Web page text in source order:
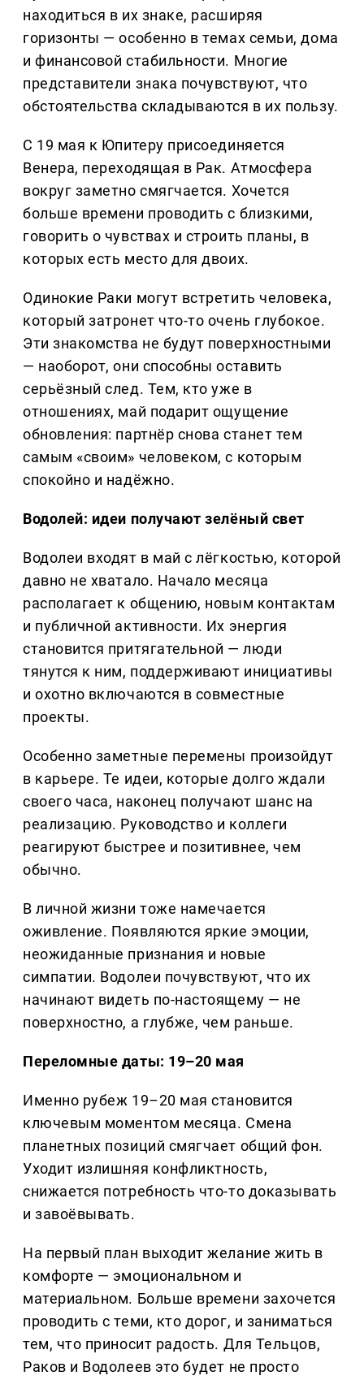
находиться в их знаке, расширяя
горизонты — особенно в темах семьи, дома
и финансовой стабильности. Многие
представители знака почувствуют, что
обстоятельства складываются в их пользу.
С 19 мая к Юпитеру присоединяется
Венера, переходящая в Рак. Атмосфера
вокруг заметно смягчается. Хочется
больше времени проводить с близкими,
говорить о чувствах и строить планы, в
которых есть место для двоих.
Одинокие Раки могут встретить человека,
который затронет что-то очень глубокое.
Эти знакомства не будут поверхностными
— наоборот, они способны оставить
серьёзный след. Тем, кто уже в
отношениях, май подарит ощущение
обновления: партнёр снова станет тем
самым «своим» человеком, с которым
спокойно и надёжно.
Водолей: идеи получают зелёный свет
Водолеи входят в май с лёгкостью, которой
давно не хватало. Начало месяца
располагает к общению, новым контактам
и публичной активности. Их энергия
становится притягательной — люди
тянутся к ним, поддерживают инициативы
и охотно включаются в совместные
проекты.
Особенно заметные перемены произойдут
в карьере. Те идеи, которые долго ждали
своего часа, наконец получают шанс на
реализацию. Руководство и коллеги
реагируют быстрее и позитивнее, чем
обычно.
В личной жизни тоже намечается
оживление. Появляются яркие эмоции,
неожиданные признания и новые
симпатии. Водолеи почувствуют, что их
начинают видеть по-настоящему — не
поверхностно, а глубже, чем раньше.
Переломные даты: 19–20 мая
Именно рубеж 19–20 мая становится
ключевым моментом месяца. Смена
планетных позиций смягчает общий фон.
Уходит излишняя конфликтность,
снижается потребность что-то доказывать
и завоёвывать.
На первый план выходит желание жить в
комфорте — эмоциональном и
материальном. Больше времени захочется
проводить с теми, кто дорог, и заниматься
тем, что приносит радость. Для Тельцов,
Раков и Водолеев это будет не просто